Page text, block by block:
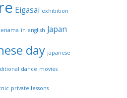
Eigasai exhibition
in english Japan
day japanese
dance movies
private lessons